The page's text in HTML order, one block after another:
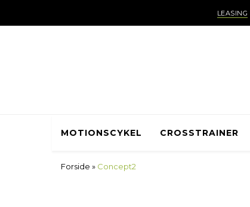
LEASING
MOTIONSCYKEL CROSSTRAINER
Forside » Concept2